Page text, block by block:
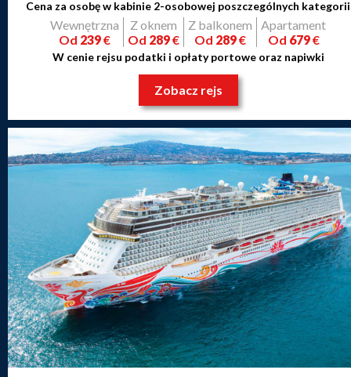
Cena za osobę w kabinie 2-osobowej poszczególnych kategorii
Wewnętrzna
Od 239€
Z oknem
Od 289€
Z balkonem
Od 289€
Apartament
Od 679€
W cenie rejsu podatki i opłaty portowe oraz napiwki
Zobacz rejs